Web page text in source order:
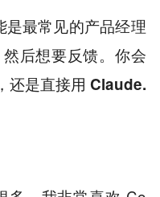
最常见的产品经理
后想要反馈。你会
还是直接用 Claude.